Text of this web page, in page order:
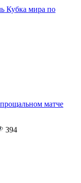
Кубка мира по
матче
394